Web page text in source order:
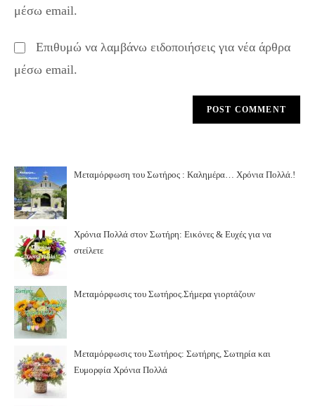
(optional)
μέσω email.
Επιθυμώ να λαμβάνω ειδοποιήσεις για νέα άρθρα
μέσω email.
Μεταμόρφωση του Σωτήρος : Καλημέρα… Χρόνια Πολλά.!
Χρόνια Πολλά στον Σωτήρη: Εικόνες & Ευχές για να
στείλετε
Μεταμόρφωσις του Σωτήρος.Σήμερα γιορτάζουν
Μεταμόρφωσις του Σωτήρος: Σωτήρης, Σωτηρία και
Ευμορφία Χρόνια Πολλά